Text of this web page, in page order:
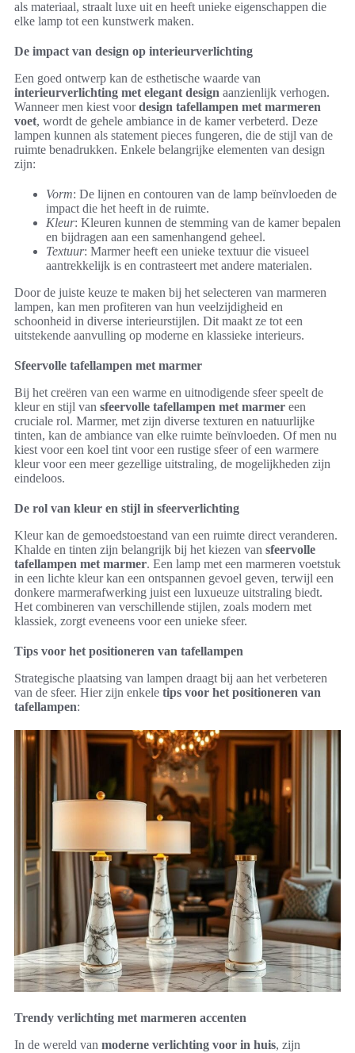
als materiaal, straalt luxe uit en heeft unieke eigenschappen die
elke lamp tot een kunstwerk maken.
De impact van design op interieurverlichting
Een goed ontwerp kan de esthetische waarde van
interieurverlichting met elegant design aanzienlijk verhogen.
Wanneer men kiest voordesign tafellampen met marmeren
voet, wordt de gehele ambiance in de kamer verbeterd. Deze
lampen kunnen als statement pieces fungeren, die de stijl van de
ruimte benadrukken. Enkele belangrijke elementen van design
zijn:
Vorm: De lijnen en contouren van de lamp beïnvloeden de
impact die het heeft in de ruimte.
Kleur: Kleuren kunnen de stemming van de kamer bepalen
en bijdragen aan een samenhangend geheel.
Textuur: Marmer heeft een unieke textuur die visueel
aantrekkelijk is en contrasteert met andere materialen.
Door de juiste keuze te maken bij het selecteren van marmeren
lampen, kan men profiteren van hun veelzijdigheid en
schoonheid in diverse interieurstijlen. Dit maakt ze tot een
uitstekende aanvulling op moderne en klassieke interieurs.
Sfeervolle tafellampen met marmer
Bij het creëren van een warme en uitnodigende sfeer speelt de
kleur en stijl van sfeervolle tafellampen met marmer een
cruciale rol. Marmer, met zijn diverse texturen en natuurlijke
tinten, kan de ambiance van elke ruimte beïnvloeden. Of men nu
kiest voor een koel tint voor een rustige sfeer of een warmere
kleur voor een meer gezellige uitstraling, de mogelijkheden zijn
eindeloos.
De rol van kleur en stijl in sfeerverlichting
Kleur kan de gemoedstoestand van een ruimte direct veranderen.
Khalde en tinten zijn belangrijk bij het kiezen van sfeervolle
tafellampen met marmer. Een lamp met een marmeren voetstuk
in een lichte kleur kan een ontspannen gevoel geven, terwijl een
donkere marmerafwerking juist een luxueuze uitstraling biedt.
Het combineren van verschillende stijlen, zoals modern met
klassiek, zorgt eveneens voor een unieke sfeer.
Tips voor het positioneren van tafellampen
Strategische plaatsing van lampen draagt bij aan het verbeteren
van de sfeer. Hier zijn enkele tips voor het positioneren van
tafellampen:
Trendy verlichting met marmeren accenten
In de wereld van moderne verlichting voor in huis, zijn